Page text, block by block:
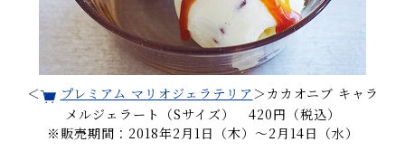
＜ プレミアム マリオジェラテリア ＞カカオニブ キャラ
メルジェラート（Sサイズ） 420円（税込）
※販売期間：2018年2月1日（木）～2月14日（水）